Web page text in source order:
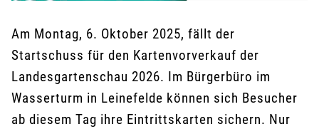
Am Montag, 6. Oktober 2025, fällt der
Startschuss für den Kartenvorverkauf der
Landesgartenschau 2026. Im Bürgerbüro im
Wasserturm in Leinefelde können sich Besucher
ab diesem Tag ihre Eintrittskarten sichern. Nur